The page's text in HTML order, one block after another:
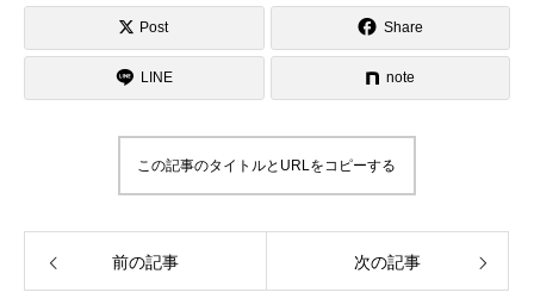
Post Share
LINE note
この記事のタイトルとURLをコピーする
前の記事 次の記事